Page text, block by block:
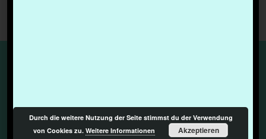
© 2026medien.geil| Designed by: Theme Freesia|
Durch die weitere Nutzung der Seite stimmst du der Verwendung
von Cookies zu.Weitere Informationen Akzeptieren